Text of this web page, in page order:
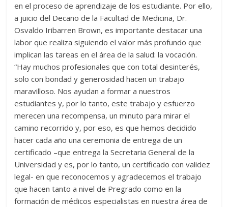
en el proceso de aprendizaje de los estudiante. Por ello,
a juicio del Decano de la Facultad de Medicina, Dr.
Osvaldo Iribarren Brown, es importante destacar una
labor que realiza siguiendo el valor más profundo que
implican las tareas en el área de la salud: la vocación.
“Hay muchos profesionales que con total desinterés,
solo con bondad y generosidad hacen un trabajo
maravilloso. Nos ayudan a formar a nuestros
estudiantes y, por lo tanto, este trabajo y esfuerzo
merecen una recompensa, un minuto para mirar el
camino recorrido y, por eso, es que hemos decidido
hacer cada año una ceremonia de entrega de un
certificado –que entrega la Secretaria General de la
Universidad y es, por lo tanto, un certificado con validez
legal- en que reconocemos y agradecemos el trabajo
que hacen tanto a nivel de Pregrado como en la
formación de médicos especialistas en nuestra área de